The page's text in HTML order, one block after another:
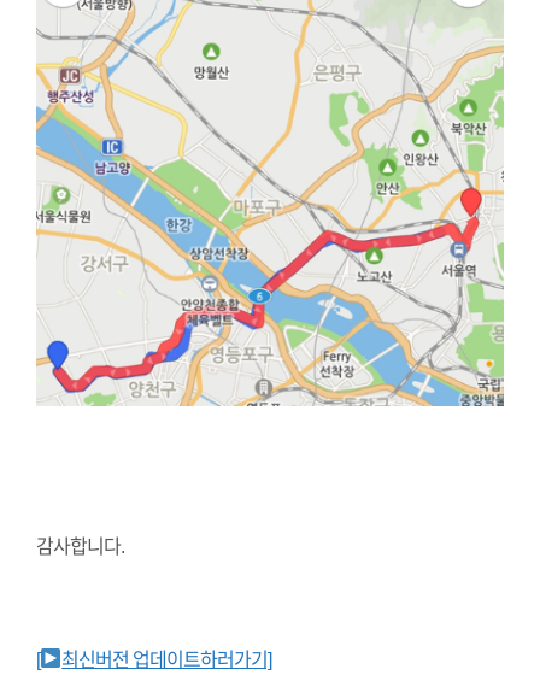
감사합니다.
[ 최신버전 업데이트하러가기]